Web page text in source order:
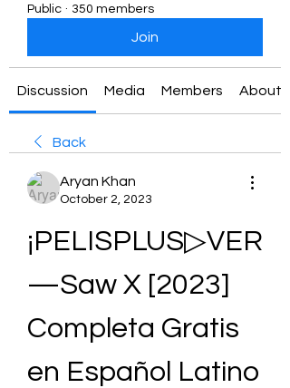
Public · 350 members
Join
Discussion Media Members About
Back
Aryan Khan
October 2, 2023
¡PELISPLUS▷VER
—Saw X [2023]
Completa Gratis
en Español Latino